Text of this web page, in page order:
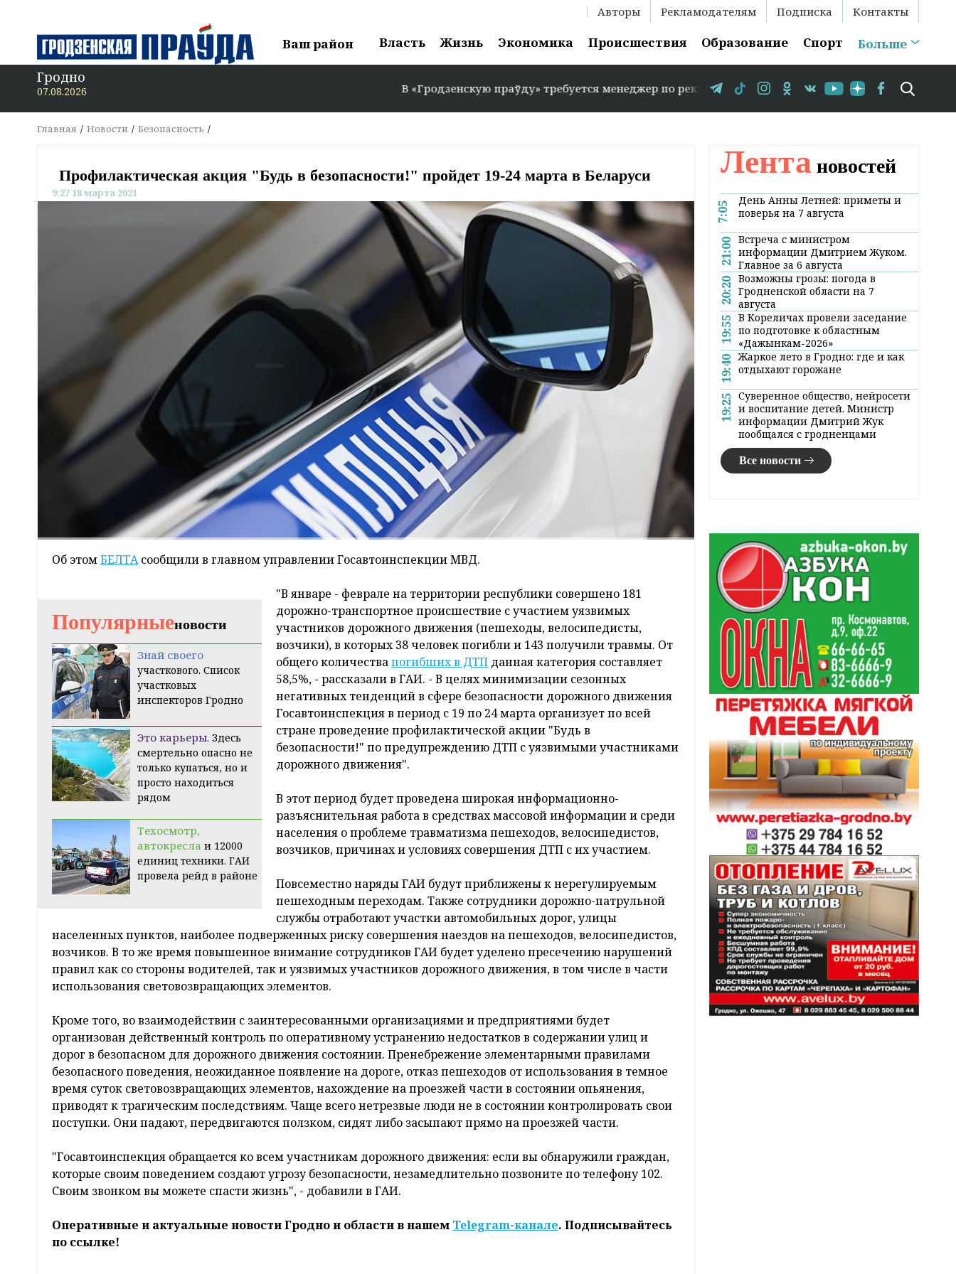
Авторы Рекламодателям Подписка Контакты
Ваш район Власть Жизнь Экономика Происшествия Образование Спорт Больше
Гродно
07.08.2026 В «Гродзенскую праўду» требуется менеджер по рекламе: +375 29 583-35-86 // В Гродно временно
Главная Новости Безопасность
Профилактическая акция "Будь в безопасности!" пройдет 19-24 марта в Беларуси
9:27 18 марта 2021
Об этомБЕЛТАсообщили в главном управлении Госавтоинспекции МВД.
Популярныеновости
Знай своего
участкового. Список
участковых
инспекторов Гродно
Это карьеры. Здесь
смертельно опасно не
только купаться, но и
просто находиться
рядом
Техосмотр,
автокресла и 12000
единиц техники. ГАИ
провела рейд в районе
"В январе - феврале на территории республики совершено 181
дорожно-транспортное происшествие с участием уязвимых
участников дорожного движения (пешеходы, велосипедисты,
возчики), в которых 38 человек погибли и 143 получили травмы. От
общего количествапогибших в ДТП данная категория составляет
58,5%, - рассказали в ГАИ. - В целях минимизации сезонных
негативных тенденций в сфере безопасности дорожного движения
Госавтоинспекция в период с 19 по 24 марта организует по всей
стране проведение профилактической акции "Будь в
безопасности!" по предупреждению ДТП с уязвимыми участниками
дорожного движения".
В этот период будет проведена широкая информационно-
разъяснительная работа в средствах массовой информации и среди
населения о проблеме травматизма пешеходов, велосипедистов,
возчиков, причинах и условиях совершения ДТП с их участием.
Повсеместно наряды ГАИ будут приближены к нерегулируемым
пешеходным переходам. Также сотрудники дорожно-патрульной
службы отработают участки автомобильных дорог, улицы
населенных пунктов, наиболее подверженных риску совершения наездов на пешеходов, велосипедистов,
возчиков. В то же время повышенное внимание сотрудников ГАИ будет уделено пресечению нарушений
правил как со стороны водителей, так и уязвимых участников дорожного движения, в том числе в части
использования световозвращающих элементов.
Кроме того, во взаимодействии с заинтересованными организациями и предприятиями будет
организован действенный контроль по оперативному устранению недостатков в содержании улиц и
дорог в безопасном для дорожного движения состоянии. Пренебрежение элементарными правилами
безопасного поведения, неожиданное появление на дороге, отказ пешеходов от использования в темное
время суток световозвращающих элементов, нахождение на проезжей части в состоянии опьянения,
приводят к трагическим последствиям. Чаще всего нетрезвые люди не в состоянии контролировать свои
поступки. Они падают, передвигаются ползком, сидят либо засыпают прямо на проезжей части.
"Госавтоинспекция обращается ко всем участникам дорожного движения: если вы обнаружили граждан,
которые своим поведением создают угрозу безопасности, незамедлительно позвоните по телефону 102.
Своим звонком вы можете спасти жизнь", - добавили в ГАИ.
Оперативные и актуальные новости Гродно и области в нашем Telegram-канале. Подписывайтесь
по ссылке!
Лента новостей
7:05
День Анны Летней: приметы и
поверья на 7 августа
21:00 Встреча с министром
информации Дмитрием Жуком.
Главное за 6 августа
20:20 Возможны грозы: погода в
Гродненской области на 7
августа
19:55 В Кореличах провели заседание
по подготовке к областным
«Дажынкам-2026»
19:40 Жаркое лето в Гродно: где и как
отдыхают горожане
19:25 Суверенное общество, нейросети
и воспитание детей. Министр
информации Дмитрий Жук
пообщался с гродненцами
Все новости